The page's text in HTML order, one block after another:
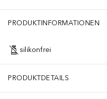
PRODUKTINFORMATIONEN
silikonfrei
PRODUKTDETAILS